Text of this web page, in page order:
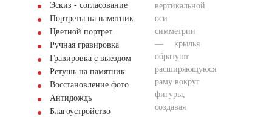
Эскиз - согласование
Портреты на памятник
Цветной портрет
Ручная гравировка
Гравировка с выездом
Ретушь на памятник
Восстановление фото
Антидождь
Благоустройство
вертикальной
оси
симметрии
— крылья
образуют
расширяющуюся
раму вокруг
фигуры,
создавая